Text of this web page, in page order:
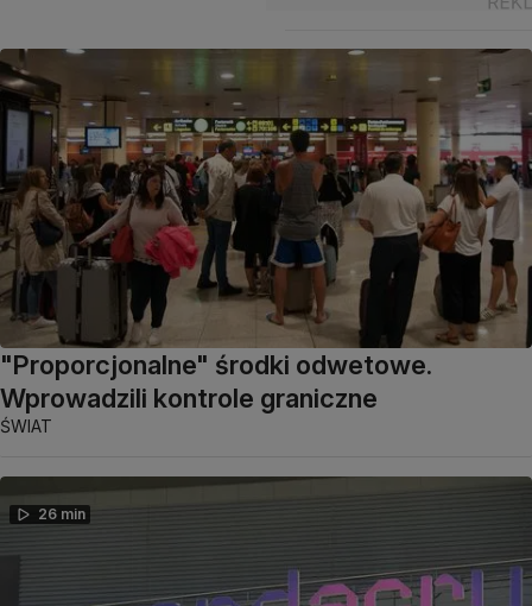
"Proporcjonalne" środki odwetowe.
Wprowadzili kontrole graniczne
ŚWIAT
26 min